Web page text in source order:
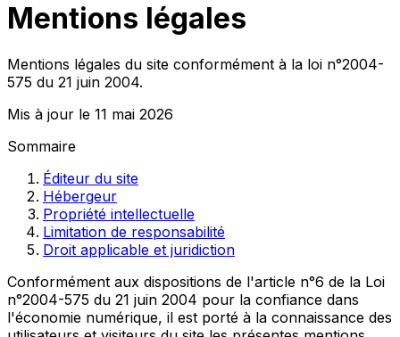
Mentions légales
Mentions légales du site conformément à la loi n°2004-
575 du 21 juin 2004.
Mis à jour le 11 mai 2026
Sommaire
Éditeur du site
Hébergeur
Propriété intellectuelle
Limitation de responsabilité
Droit applicable et juridiction
Conformément aux dispositions de l'article n°6 de la Loi
n°2004-575 du 21 juin 2004 pour la confiance dans
l'économie numérique, il est porté à la connaissance des